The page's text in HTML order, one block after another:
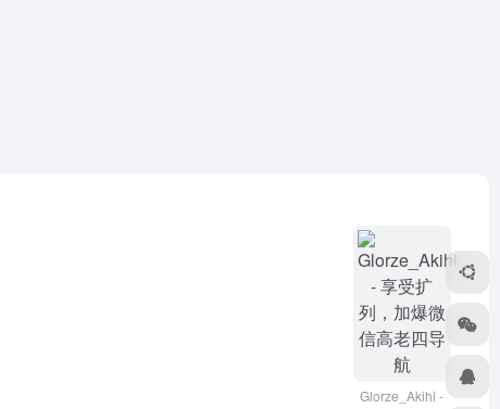
Glorze_Akihi -